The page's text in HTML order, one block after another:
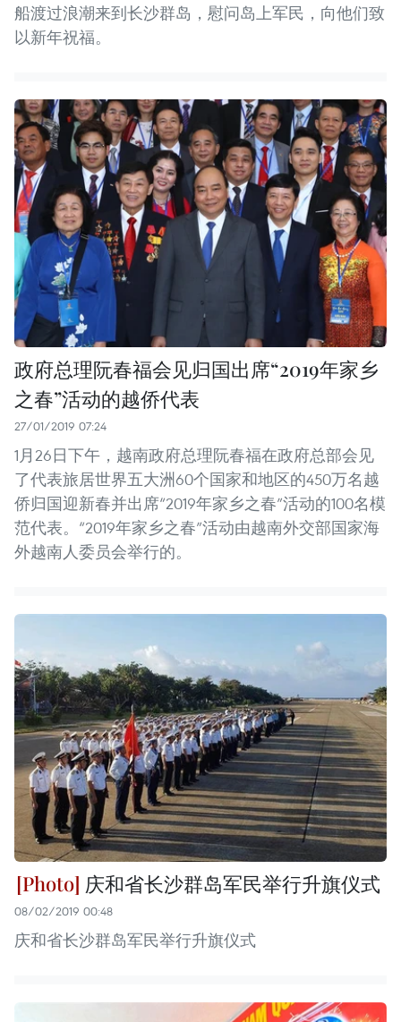
船渡过浪潮来到长沙群岛，慰问岛上军民，向他们致
以新年祝福。
政府总理阮春福会见归国出席“2019年家乡
之春”活动的越侨代表
27/01/2019 07:24
1月26日下午，越南政府总理阮春福在政府总部会见
了代表旅居世界五大洲60个国家和地区的450万名越
侨归国迎新春并出席“2019年家乡之春”活动的100名模
范代表。“2019年家乡之春”活动由越南外交部国家海
外越南人委员会举行的。
庆和省长沙群岛军民举行升旗仪式
08/02/2019 00:48
庆和省长沙群岛军民举行升旗仪式